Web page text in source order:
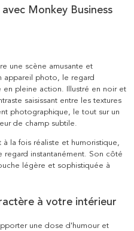
Monkey Business
une scène amusante et
appareil photo, le regard
pleine action. Illustré en noir et
saisissant entre les textures
photographique, le tout sur un
de champ subtile.
la fois réaliste et humoristique,
regard instantanément. Son côté
légère et sophistiquée à
à votre intérieur
une dose d'humour et